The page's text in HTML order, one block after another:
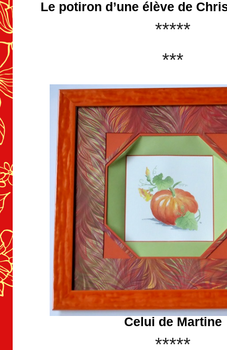
Le potiron d’une élève de
*****
***
Celui de Martine
*****